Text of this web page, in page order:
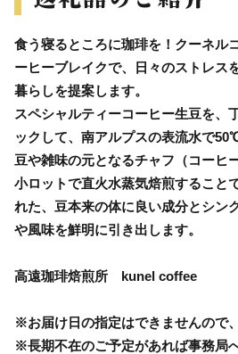
食う寝るところに珈琲を！クーネル
ーヒーブレイクで、日々のストレス
暮らしを提案します。
スペシャルティーコーヒー生豆を、
ックして、南アルプスの表流水で
豆や雑味の元となるチャフ（コーヒ
小ロットで直火水蒸気焙煎すること
れた、豆本来の体に良い成分とシン
や風味を鮮明に引き出します。
高遠珈琲焙煎所 kunel coffee
※お届け日の指定はできませんので
※長期不在のご予定があれば事務局